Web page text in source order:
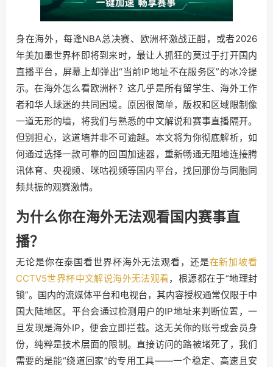
身在海外，每逢NBA总决赛、欧洲杯激战正酣，或者2026
年美加墨世界杯即将到来时，最让人抓狂的莫过于打开国内
直播平台，屏幕上却弹出“当前IP地址不在服务区”的冰冷提
示。在海外怎么看欧洲杯？这几乎是所有留学生、海外工作
者和华人球迷的共同困境。原因很简单，版权和区域限制像
一道无形的墙，将我们与熟悉的中文解说和赛事直播隔开。
但别担心，这道墙并非不可逾越。本文将为你彻底解析，如
何通过选择一款可靠的回国加速器，重新畅通无阻地连接腾
讯体育、央视频、咪咕视频等国内平台，找回那份与同胞同
频共振的观赛激情。
为什么你在海外无法观看国内赛事直
播？
无论是你在泰国看世界杯海外无法观看，还是在新加坡看
CCTV5世界杯中文解说海外无法观看，根源都在于“地理封
锁”。国内的流媒体平台和电视台，其内容授权通常仅限于中
国大陆地区。平台会通过检测用户的IP地址来判断位置，一
旦发现是海外IP，便会立即拦截。这无关你的账号或会员身
份，纯粹是技术层面的限制。直接访问的路被堵死了，我们
需要的是能“绕道回家”的专用工具——一个稳定、高速且安